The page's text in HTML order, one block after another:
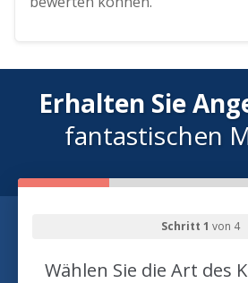
Erhalten Sie
fantastischen
Schritt 1 von 4
Wählen Sie die Art des